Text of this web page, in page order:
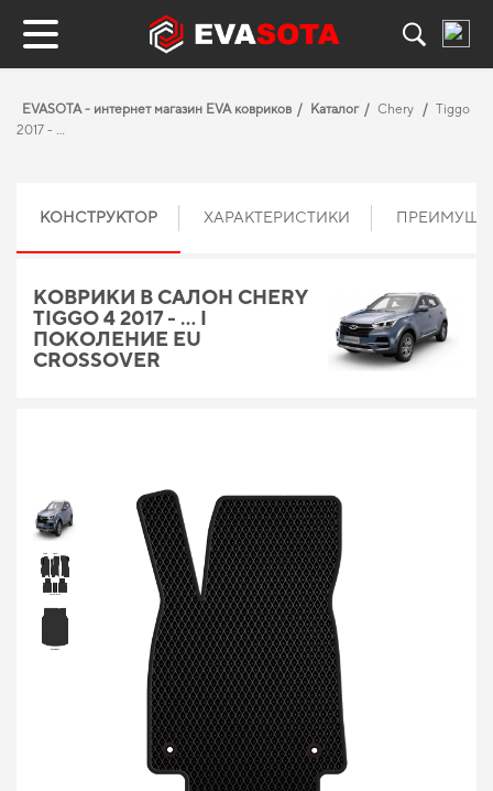
EVASOTA - интернет магазин EVA ковриков Каталог Chery
Tiggo
2017 - …
КОНСТРУКТОР ХАРАКТЕРИСТИКИ
КОВРИКИ В САЛОН CHERY
TIGGO 4 2017 - … I
ПОКОЛЕНИЕ EU
CROSSOVER